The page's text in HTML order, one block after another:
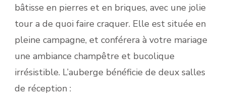
bâtisse en pierres et en briques, avec une jolie
tour a de quoi faire craquer. Elle est située en
pleine campagne, et conférera à votre mariage
une ambiance champêtre et bucolique
irrésistible. L’auberge bénéficie de deux salles
de réception :